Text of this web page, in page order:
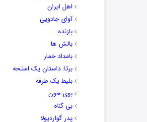
اهل ایران
آوای جادویی
بازنده
بالش ها
بامداد خمار
برتا: داستان یک اسلحه
بلیط یک‌‌ طرفه
بوی خون
بی گناه
پدر گواردیولا